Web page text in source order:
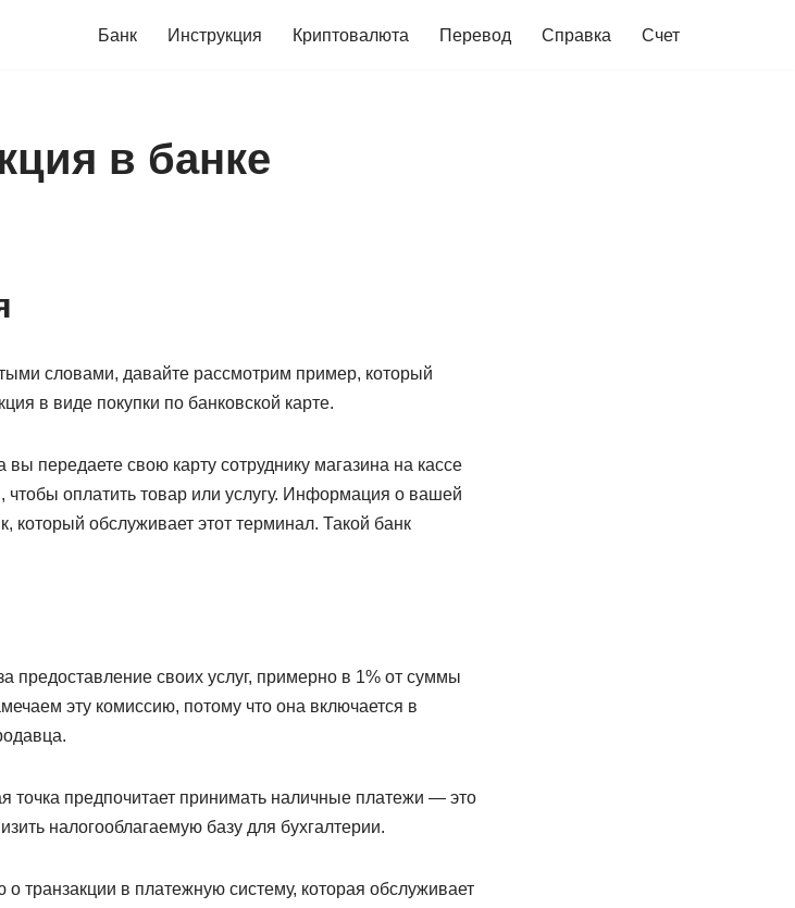
Банк Инструкция Криптовалюта Перевод Справка Счет
в банке
словами, давайте рассмотрим пример, который
в виде покупки по банковской карте.
вы передаете свою карту сотруднику магазина на кассе
чтобы оплатить товар или услугу. Информация о вашей
который обслуживает этот терминал. Такой банк
своих услуг, примерно в 1% от суммы
эту комиссию, потому что она включается в
точка предпочитает принимать наличные платежи — это
налогооблагаемую базу для бухгалтерии.
транзакции в платежную систему, которая обслуживает